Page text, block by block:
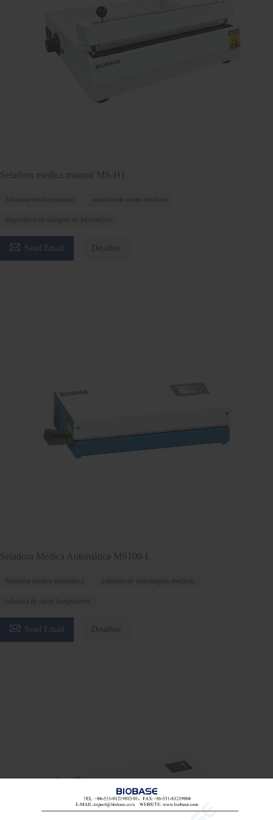
Seladora médica manual MS-H1
Seladora médica manual seladora de sacos médicos
dispositivo de selagem de laboratório
 Send Email Detalhes
Seladora Médica Automática MS100-L
Seladora médica automática seladora de embalagens médicas
seladora de sacos hospitalares
 Send Email Detalhes